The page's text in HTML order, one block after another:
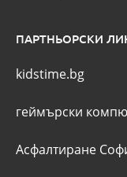
ПАРТНЬОРСКИ
kidstime.bg
геймърски
Асфалтиране